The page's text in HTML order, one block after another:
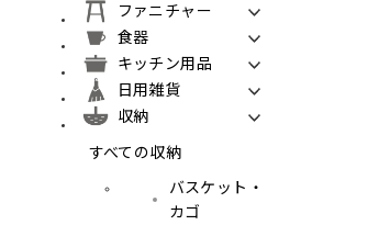
ファニチャー
食器
キッチン用品
日用雑貨
収納
すべての収納
バスケット・
カゴ